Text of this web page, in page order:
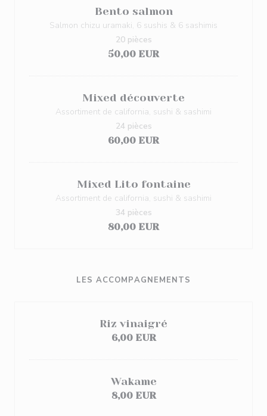
Bento salmon
Salmon chizu uramaki, 6 sushis & 6 sashimis
50,00 EUR
20 pièces
Mixed découverte
Assortiment de california, sushi & sashimi
60,00 EUR
24 pièces
Mixed Lito fontaine
Assortiment de california, sushi & sashimi
80,00 EUR
34 pièces
LES ACCOMPAGNEMENTS
Riz vinaigré
6,00 EUR
Wakame
8,00 EUR